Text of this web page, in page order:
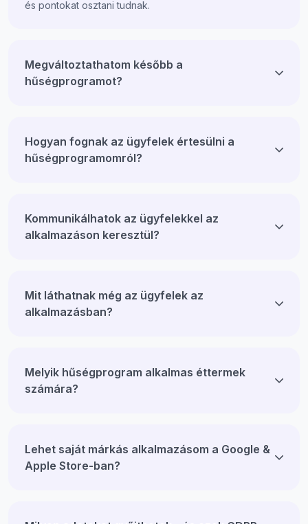
és pontokat osztani tudnak.
Megváltoztathatom később a
hűségprogramot?
Hogyan fognak az ügyfelek értesülni a
hűségprogramomról?
Kommunikálhatok az ügyfelekkel az
alkalmazáson keresztül?
Mit láthatnak még az ügyfelek az
alkalmazásban?
Melyik hűségprogram alkalmas éttermek
számára?
Lehet saját márkás alkalmazásom a Google &
Apple Store-ban?